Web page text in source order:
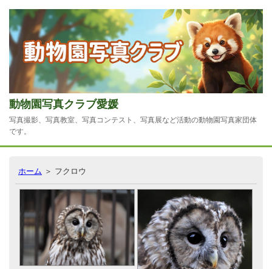
動物園写真クラブ愛媛
写真撮影、写真教室、写真コンテスト、写真展など活動の動物園写真家団体
です。
ホーム ＞ フクロウ